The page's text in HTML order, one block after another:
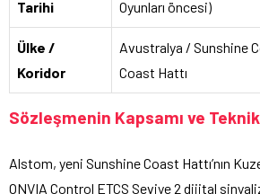
Tarihi
Oyunları öncesi)
Ülke /
Koridor
Avustralya / Sunshine
Coast Hattı
Sözleşmenin Kapsamı ve
Alstom, yeni Sunshine Coast Hattı’nın
ONVIA Control ETCS Seviye 2 dijital